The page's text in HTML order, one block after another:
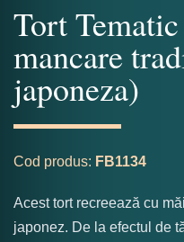
Tort
mancare
japoneza)
Cod produs: FB1134
Acest tort recreează cu
japonez. De la efectul de